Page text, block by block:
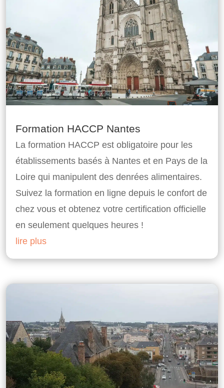
Formation HACCP Nantes
La formation HACCP est obligatoire pour les
établissements basés à Nantes et en Pays de la
Loire qui manipulent des denrées alimentaires.
Suivez la formation en ligne depuis le confort de
chez vous et obtenez votre certification officielle
en seulement quelques heures !
lire plus